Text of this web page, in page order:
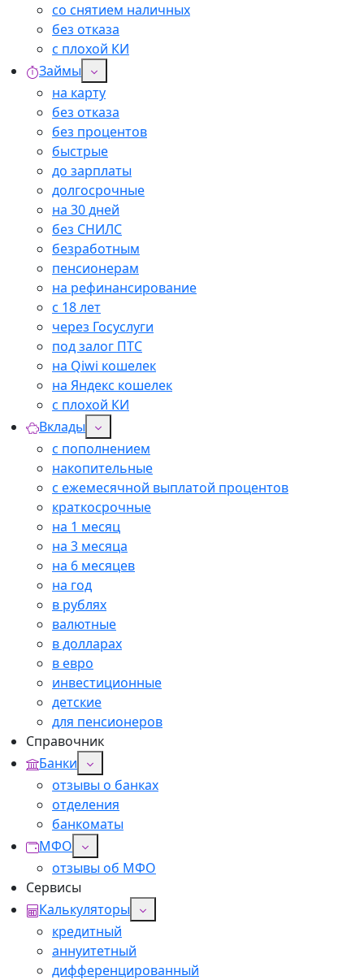
со снятием наличных
без отказа
с плохой КИ
Займы
на карту
без отказа
без процентов
быстрые
до зарплаты
долгосрочные
на 30 дней
без СНИЛС
безработным
пенсионерам
на рефинансирование
с 18 лет
через Госуслуги
под залог ПТС
на Qiwi кошелек
на Яндекс кошелек
с плохой КИ
Вклады
с пополнением
накопительные
с ежемесячной выплатой процентов
краткосрочные
на 1 месяц
на 3 месяца
на 6 месяцев
на год
в рублях
валютные
в долларах
в евро
инвестиционные
детские
для пенсионеров
Справочник
Банки
отзывы о банках
отделения
банкоматы
МФО
отзывы об МФО
Сервисы
Калькуляторы
кредитный
аннуитетный
дифференцированный